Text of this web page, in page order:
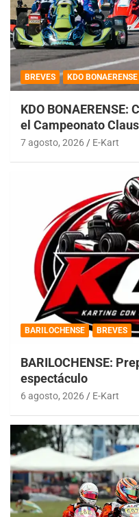
BREVES KDO BONAERENSE
KDO
el Campeonato
7 agosto, 2026 E-Kart
BARILOCHENSE BREVES
BARILOCHENSE:
espectáculo
6 agosto, 2026 E-Kart